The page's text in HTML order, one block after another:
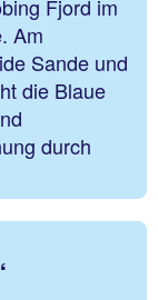
Fjord im
Am
Sande und
die Blaue
durch